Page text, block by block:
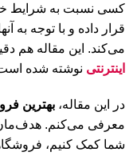
کسی نسبت به شرایط
قرار داده و با توجه به
می‌کند. این مقاله هم
اینترنتی نوشته شده
در این مقاله، بهترین
معرفی می‌کنم.
شما کمک کنیم،